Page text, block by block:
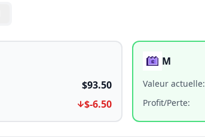
$93.50
$-6.50
M
Valeur actuelle:
Profit/Perte: